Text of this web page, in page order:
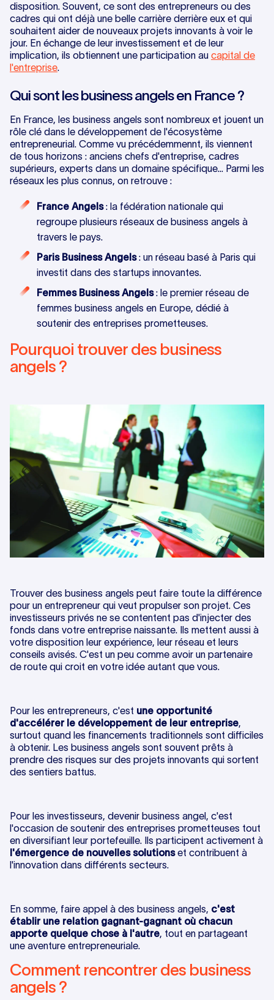
disposition. Souvent, ce sont des entrepreneurs ou des
cadres qui ont déjà une belle carrière derrière eux et qui
souhaitent aider de nouveaux projets innovants à voir le
jour. En échange de leur investissement et de leur
implication, ils obtiennent une participation au capital de
l'entreprise.
Qui sont les business angels en France ?
En France, les business angels sont nombreux et jouent un
rôle clé dans le développement de l'écosystème
entrepreneurial. Comme vu précédemmennt, ils viennent
de tous horizons : anciens chefs d'entreprise, cadres
supérieurs, experts dans un domaine spécifique... Parmi les
réseaux les plus connus, on retrouve :
France Angels: la fédération nationale qui
regroupe plusieurs réseaux de business angels à
travers le pays.
Paris Business Angels: un réseau basé à Paris qui
investit dans des startups innovantes.
Femmes Business Angels: le premier réseau de
femmes business angels en Europe, dédié à
soutenir des entreprises prometteuses.
Pourquoi trouver des business
angels ?
Trouver des business angels peut faire toute la différence
pour un entrepreneur qui veut propulser son projet. Ces
investisseurs privés ne se contentent pas d'injecter des
fonds dans votre entreprise naissante. Ils mettent aussi à
votre disposition leur expérience, leur réseau et leurs
conseils avisés. C'est un peu comme avoir un partenaire
de route qui croit en votre idée autant que vous.
Pour les entrepreneurs, c'est une opportunité
d'accélérer le développement de leur entreprise,
surtout quand les financements traditionnels sont difficiles
à obtenir. Les business angels sont souvent prêts à
prendre des risques sur des projets innovants qui sortent
des sentiers battus.
Pour les investisseurs, devenir business angel, c'est
l'occasion de soutenir des entreprises prometteuses tout
en diversifiant leur portefeuille. Ils participent activement à
l'émergence de nouvelles solutionset contribuent à
l'innovation dans différents secteurs.
En somme, faire appel à des business angels, c'est
établir une relation gagnant-gagnant où chacun
apporte quelque chose à l'autre, tout en partageant
une aventure entrepreneuriale.
Comment rencontrer des business
angels ?